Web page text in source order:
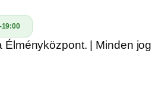
19:00
| Minden jog